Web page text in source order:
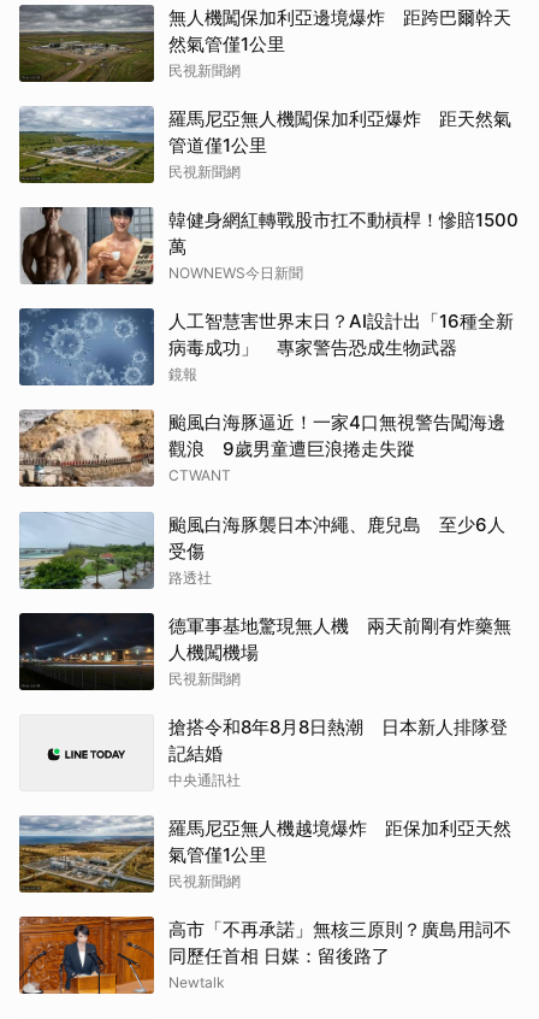
無人機闖保加利亞邊境爆炸 距跨巴爾幹天
然氣管僅1公里
民視新聞網
羅馬尼亞無人機闖保加利亞爆炸 距天然氣
管道僅1公里
民視新聞網
韓健身網紅轉戰股市扛不動槓桿！慘賠1500
萬
NOWNEWS今日新聞
人工智慧害世界末日？AI設計出「16種全新
病毒成功」 專家警告恐成生物武器
鏡報
颱風白海豚逼近！一家4口無視警告闖海邊
觀浪 9歲男童遭巨浪捲走失蹤
CTWANT
颱風白海豚襲日本沖繩、鹿兒島 至少6人
受傷
路透社
德軍事基地驚現無人機 兩天前剛有炸藥無
人機闖機場
民視新聞網
搶搭令和8年8月8日熱潮 日本新人排隊登
記結婚
中央通訊社
羅馬尼亞無人機越境爆炸 距保加利亞天然
氣管僅1公里
民視新聞網
高市「不再承諾」無核三原則？廣島用詞不
同歷任首相 日媒：留後路了
Newtalk